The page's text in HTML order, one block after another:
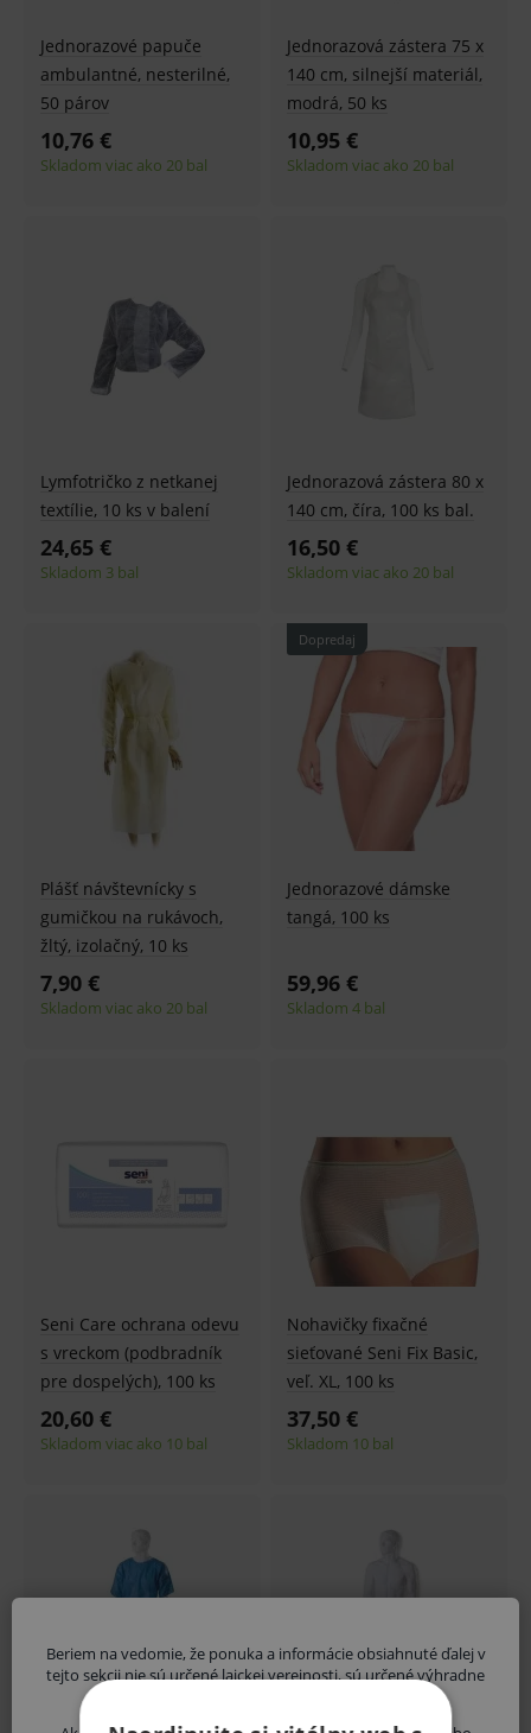
Jednorazové papuče
ambulantné, nesterilné,
50 párov
10,76 €
Skladom viac ako 20 bal
Jednorazová zástera 75 x
140 cm, silnejší materiál,
modrá, 50 ks
10,95 €
Skladom viac ako 20 bal
Lymfotričko z netkanej
textílie, 10 ks v balení
24,65 €
Skladom 3 bal
Jednorazová zástera 80 x
140 cm, číra, 100 ks bal.
16,50 €
Skladom viac ako 20 bal
Plášť návštevnícky s
gumičkou na rukávoch,
žltý, izolačný, 10 ks
7,90 €
Skladom viac ako 20 bal
Dopredaj
Jednorazové dámske
tangá, 100 ks
59,96 €
Skladom 4 bal
Seni Care ochrana odevu
s vreckom (podbradník
pre dospelých), 100 ks
20,60 €
Skladom viac ako 10 bal
Nohavičky fixačné
sieťované Seni Fix Basic,
veľ. XL, 100 ks
37,50 €
Skladom 10 bal
Beriem na vedomie, že ponuka a informácie obsiahnuté ďalej v
tejto sekcii nie sú určené laickej verejnosti, sú určené výhradne